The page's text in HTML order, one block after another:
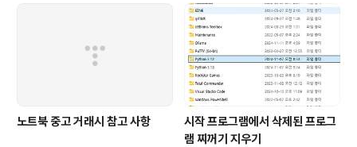
노트북 중고 거래시 참고 사항
시작 프로그램에서 삭제된 프로그
램 찌꺼기 지우기